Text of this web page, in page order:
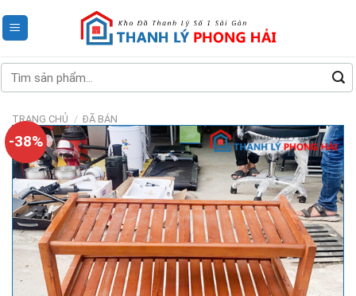
to
Tìm
kiếm:
TRANG CHỦ / ĐÃ BÁN
-38%